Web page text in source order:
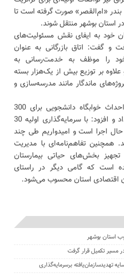
بندر «ام‌القصر» صورت گرفته است تا
استان بوشهر منتقل شوند.
خود به ایفای نقش مسئولیت‌های
و گفت: اتاق بازرگانی به عنوان
را موظف به خدمت‌رسانی به
علاوه بر توزیع بیش از یک‌هزار بسته
ماندگار مانند مدرسه‌سازی و
گزدرازی در همین راستا از احداث خوابگاه دانشجویی برای 300
دانشجو معلم بوشهری خبر داد و افزود: با سرمایه‌گذاری اولیه 30
حال اجرا است و امیدواریم طی چند
همچنین تفاهم‌نامه‌ای با مدیریت
بخش‌های حیاتی بیمارستان
است که گامی دیگر در راستای
اقتصادی استان محسوب می‌شود.